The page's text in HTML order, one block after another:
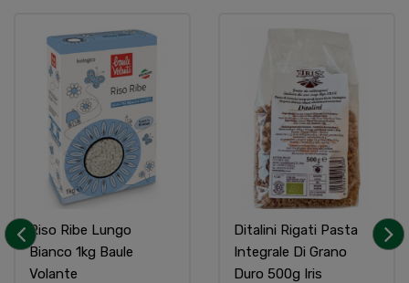
Riso Ribe Lungo
Bianco 1kg Baule
Volante
Ditalini Rigati Pasta
Integrale Di Grano
Duro 500g Iris